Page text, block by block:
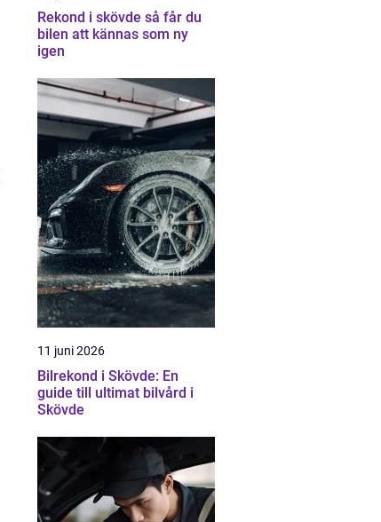
Rekond i skövde så får du
bilen att kännas som ny
igen
11 juni 2026
Bilrekond i Skövde: En
guide till ultimat bilvård i
Skövde